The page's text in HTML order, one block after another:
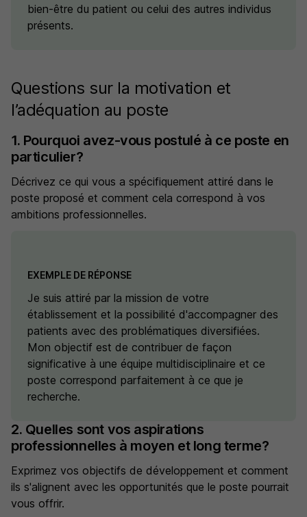
bien-être du patient ou celui des autres individus
présents.
Questions sur la motivation et
l’adéquation au poste
1. Pourquoi avez-vous postulé à ce poste en
particulier?
Décrivez ce qui vous a spécifiquement attiré dans le
poste proposé et comment cela correspond à vos
ambitions professionnelles.
EXEMPLE DE RÉPONSE
Je suis attiré par la mission de votre
établissement et la possibilité d'accompagner des
patients avec des problématiques diversifiées.
Mon objectif est de contribuer de façon
significative à une équipe multidisciplinaire et ce
poste correspond parfaitement à ce que je
recherche.
2. Quelles sont vos aspirations
professionnelles à moyen et long terme?
Exprimez vos objectifs de développement et comment
ils s'alignent avec les opportunités que le poste pourrait
vous offrir.